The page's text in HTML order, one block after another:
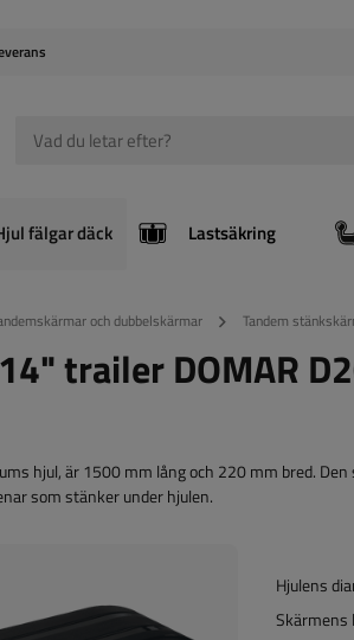
fälgar däck Lastsäkring
och dubbelskärmar Tandem
trailer DOMAR
hjul, är 1500 mm lång och 220 mm bred.
som stänker under hjulen.
Hjulens
Skärmens